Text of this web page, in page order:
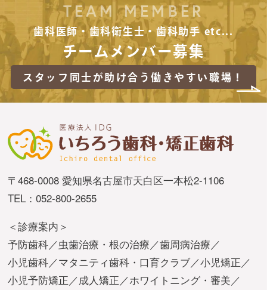
TEAM MEMBER
歯科医師・歯科衛生士・歯科助手 etc...
チームメンバー募集
スタッフ同士が助け合う働きやすい職場！
〒468-0008 愛知県名古屋市天白区一本松2-1106
TEL：052-800-2655
＜診療案内＞
予防歯科
虫歯治療・根の治療
歯周病治療
小児歯科
マタニティ歯科・口育クラブ
小児矯正
小児予防矯正
成人矯正
ホワイトニング・審美